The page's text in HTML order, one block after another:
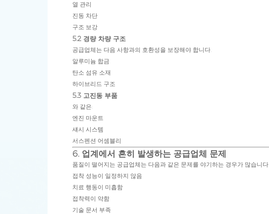
열 관리
진동 차단
구조 보강
5.2 경량 차량 구조
공급업체는 다음 사항과의 호환성을 보장해야 합니다.
알루미늄 합금
탄소 섬유 소재
하이브리드 구조
5.3 고진동 부품
와 같은:
엔진 마운트
섀시 시스템
서스펜션 어셈블리
6. 업계에서 흔히 발생하는 공급업체 문제
품질이 떨어지는 공급업체는 다음과 같은 문제를 야기하는 경우가 많습니다.
접착 성능이 일정하지 않음
치료 행동이 미흡함
접착력이 약함
기술 문서 부족